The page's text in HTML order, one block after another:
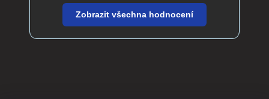
Zobrazit všechna hodnocení